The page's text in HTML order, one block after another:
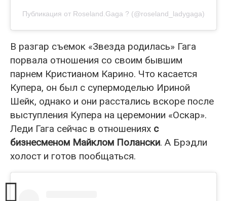
Публикация от Roseland.Gaga ? (@roseland_ladygaga)
В разгар съемок «Звезда родилась» Гага
порвала отношения со своим бывшим
парнем Кристианом Карино. Что касается
Купера, он был с супермоделью Ириной
Шейк, однако и они расстались вскоре после
выступления Купера на церемонии «Оскар».
Леди Гага сейчас в отношениях с
бизнесменом Майклом Полански. А Брэдли
холост и готов пообщаться.